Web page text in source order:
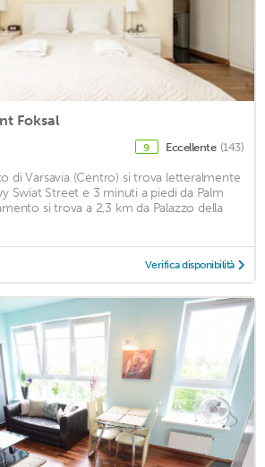
Foksal
9 Eccellente (143)
di Varsavia (Centro) si trova letteralmente
Swiat Street e 3 minuti a piedi da Palm
si trova a 2,3 km da Palazzo della
Verifica disponibilità